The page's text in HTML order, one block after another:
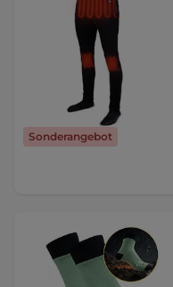
Sonderangebot